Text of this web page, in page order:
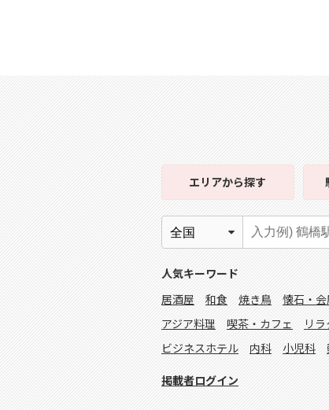
エリアから探す
人気キーワード
居酒屋
和食 焼き鳥 懐石・
アジア料理
喫茶・カフェ リ
ビジネスホテル
内科 小児科
掲載者ログイン